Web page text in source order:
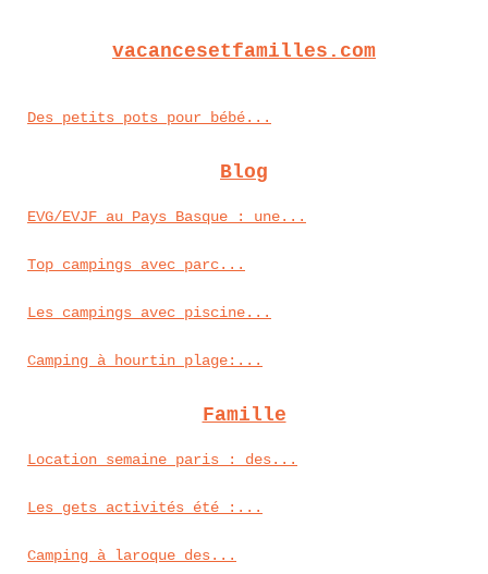
vacancesetfamilles.com
Des petits pots pour bébé...
Blog
EVG/EVJF au Pays Basque : une...
Top campings avec parc...
Les campings avec piscine...
Camping à hourtin plage:...
Famille
Location semaine paris : des...
Les gets activités été :...
Camping à laroque des...